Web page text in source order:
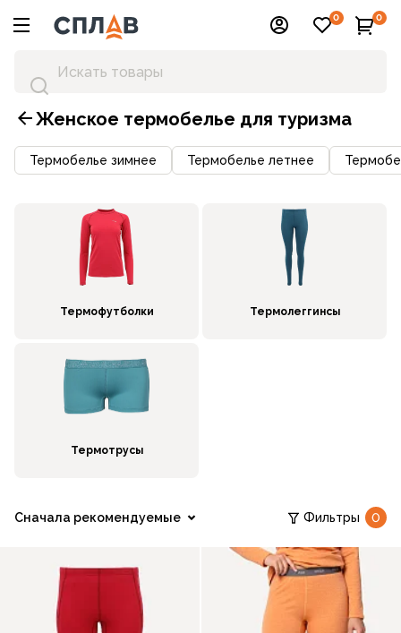
0 0
Женское термобелье для туризма
Термобелье зимнее Термобелье летнее
Термофутболки Термолеггинсы
Термотрусы
Сначала рекомендуемые Фильтры 0